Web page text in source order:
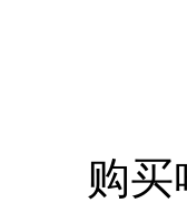
购买哈